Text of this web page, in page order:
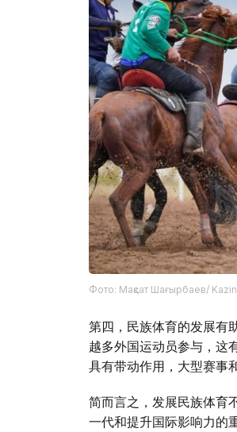
Фото: Мақсат Шағырбаев/
第四，民族体育的发展有
越多外国运动员参与，这
具有带动作用，大型赛事
简而言之，发展民族体育
一代和提升国际影响力的